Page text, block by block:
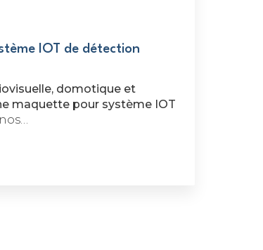
IOT de détection
domotique et
maquette pour système IOT